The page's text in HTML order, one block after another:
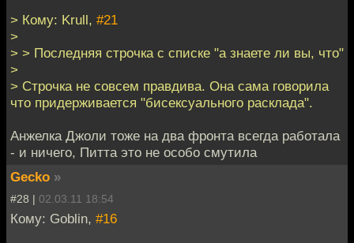
> Кому: Krull, #21
>
> > Последняя строчка с списке "а знаете ли вы, что"
>
> Строчка не совсем правдива. Она сама говорила
что придерживается "бисексуального расклада".
Анжелка Джоли тоже на два фронта всегда работала
- и ничего, Питта это не особо смутила
Gecko »
#28 | 02.03.11 18:54
Кому: Goblin, #16